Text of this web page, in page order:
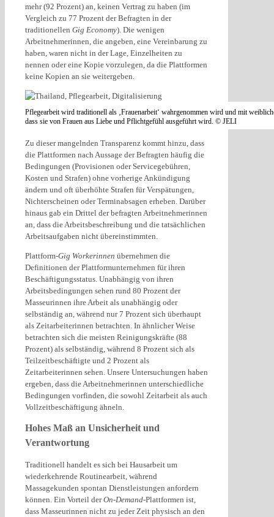
mehr (92 Prozent) an, keinen Vertrag zu haben (im
Vergleich zu 77 Prozent der Befragten in der
traditionellen Gig Economy). Die wenigen
Arbeitnehmerinnen, die angeben, eine Vereinbarung zu
haben, waren nicht in der Lage, Einzelheiten zu
nennen oder eine Kopie vorzulegen, da die Plattformen
keine Kopien an sie weitergeben.
Pflegearbeit wird traditionell als ‚Frauenarbeit‘ wahrgenommen wird und mit
dass sie von Frauen aus Liebe und Pflichtgefühl ausgeführt wird. © JELI
Zu dieser mangelnden Transparenz kommt hinzu, dass
die Plattformen nach Aussage der Befragten häufig die
Bedingungen (Provisionen oder Servicegebühren,
Kosten und Strafen) ohne vorherige Ankündigung
ändern und oft überhöhte Strafen für Verspätungen,
Nichterscheinen oder Terminabsagen erheben. Darüber
hinaus gab ein Drittel der befragten Arbeitnehmerinnen
an, dass die Arbeitsbeschreibung und die tatsächlichen
Arbeitsaufgaben nicht übereinstimmten.
Plattform-Gig Workerinnen übernehmen die
Definitionen der Plattformunternehmen für ihren
Beschäftigungsstatus. Unabhängig von ihren
Arbeitsbedingungen sehen rund 80 Prozent der
Masseurinnen ihre Arbeit als unabhängig oder
selbständig an, während nur 7 Prozent sich überhaupt
als Zeitarbeiterinnen betrachten. In ähnlicher Weise
betrachten sich die meisten Reinigungskräfte (88
Prozent) als selbständig, während 8 Prozent sich als
Teilzeitbeschäftigte und 2 Prozent als
Zeitarbeiterinnen sehen. Unsere Untersuchungen haben
ergeben, dass die Arbeitnehmerinnen unterschiedliche
Bedingungen vorfinden, die sowohl Zeitarbeit als auch
Vollzeitbeschäftigung ähneln.
Hohes Maß an Unsicherheit und
Verantwortung
Traditionell handelt es sich bei Hausarbeit um
wiederkehrende Routinearbeit, während
Massagekunden spontan Dienstleistungen anfordern
können. Ein Vorteil derOn-Demand-Plattformen ist,
dass Masseurinnen nicht zu jeder Zeit physisch an den